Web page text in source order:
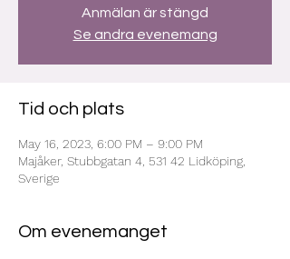
Anmälan är stängd
Se andra evenemang
Tid och plats
May 16, 2023, 6:00 PM – 9:00 PM
Majåker, Stubbgatan 4, 531 42 Lidköping,
Sverige
Om evenemanget